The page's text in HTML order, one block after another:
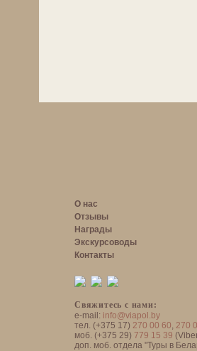
О нас
Отзывы
Награды
Экскурсоводы
Контакты
Свяжитесь с нами:
e-mail: info@viapol.by
тел. (+375 17) 270 00 60, 270
моб. (+375 29) 779 15 39
доп. моб. отдела "Туры в